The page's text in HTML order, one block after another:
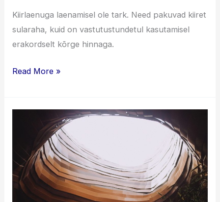
Kiirlaenuga laenamisel ole tark. Need pakuvad kiiret
sularaha, kuid on vastutustundetul kasutamisel
erakordselt kõrge hinnaga.
Kiirlaenud
Read More »